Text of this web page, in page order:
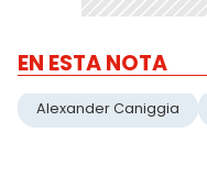
EN ESTA NOTA
Alexander Caniggia